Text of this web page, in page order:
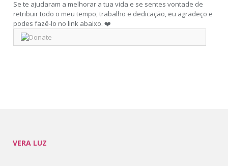
Se te ajudaram a melhorar a tua vida e se sentes vontade de
retribuir todo o meu tempo, trabalho e dedicação, eu agradeço e
podes fazê-lo no link abaixo. ❤️
VERA LUZ